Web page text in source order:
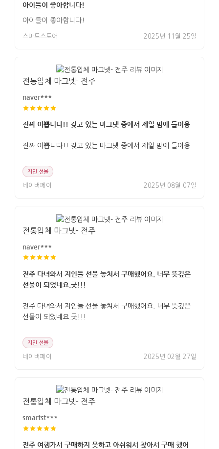
아이들이 좋아합니다!
아이들이 좋아합니다!
스마트스토어 2025년 11월 25일
전통입체 마그넷- 전주
naver***
진짜 이쁩니다!! 갖고 있는 마그넷 중에서 제일 맘에 들어용
진짜 이쁩니다!! 갖고 있는 마그넷 중에서 제일 맘에 들어용
지인 선물
네이버페이 2025년 08월 07일
전통입체 마그넷- 전주
naver***
전주 다녀와서 지인들 선물 놓쳐서 구매했어요. 너무 뜻깊은
선물이 되었네요.굿!!!
전주 다녀와서 지인들 선물 놓쳐서 구매했어요. 너무 뜻깊은
선물이 되었네요.굿!!!
지인 선물
네이버페이 2025년 02월 27일
전통입체 마그넷- 전주
smartst***
전주 여행가서 구매하지 못하고 아쉬워서 찾아서 구매 했어